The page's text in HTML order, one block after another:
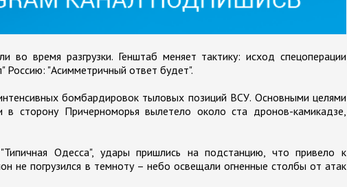
во время разгрузки. Генштаб меняет тактику: исход спецоперации
Россию: "Асимметричный ответ будет".
бомбардировок тыловых позиций ВСУ. Основными целями
сторону Причерноморья вылетело около ста дронов-камикадзе,
Одесса", удары пришлись на подстанцию, что привело к
не погрузился в темноту – небо освещали огненные столбы от атак